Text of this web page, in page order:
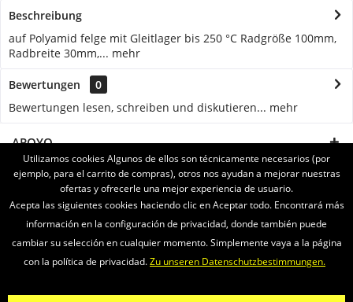
Beschreibung
auf Polyamid felge mit Gleitlager bis 250 °C Radgröße 100mm,
Radbreite 30mm,... mehr
Bewertungen
0
Bewertungen lesen, schreiben und diskutieren... mehr
APOYO
SERVICE
INFORMATIONEN
ENVIAMOS CON
Newsletter Sobre nosotros Vídeos Contacto Widerrufsrecht
Utilizamos cookies Algunos de ellos son técnicamente necesarios (por
ejemplo, para el carrito de compras), otros nos ayudan a mejorar nuestras
ofertas y ofrecerle una mejor experiencia de usuario.
Acepta las siguientes cookies haciendo clic en Aceptar todo. Encontrará más
información en la configuración de privacidad, donde también puede
cambiar su selección en cualquier momento. Simplemente vaya a la página
con la política de privacidad.Zu unseren Datenschutzbestimmungen.